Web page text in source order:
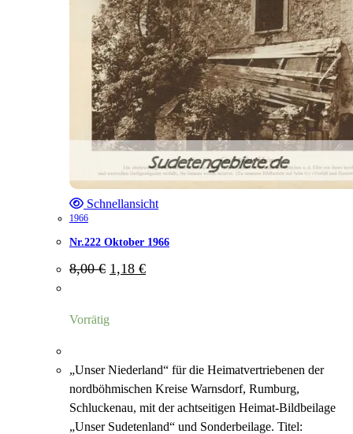
Schnellansicht
1966
Nr.222 Oktober 1966
8,00€ Ursprünglicher
Preis
1,18 €Aktueller
Preis
Vorrätig
„Unser Niederland“ für die Heimatvertriebenen der
nordböhmischen Kreise Warnsdorf, Rumburg,
Schluckenau, mit der achtseitigen Heimat-Bildbeilage
„Unser Sudetenland“ und Sonderbeilage. Titel: